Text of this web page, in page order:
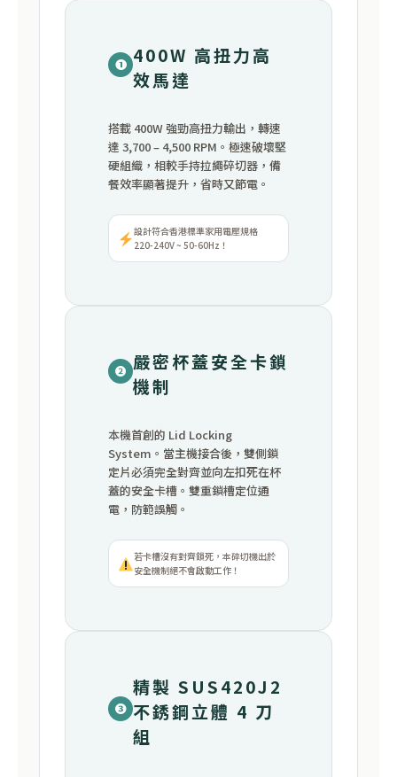
❶ 400W 高扭力高
效馬達
搭載 400W 強勁高扭力輸出，轉速
達 3,700 – 4,500 RPM。極速破壞堅
硬組織，相較手持拉繩碎切器，備
餐效率顯著提升，省時又節電。
設計符合香港標準家用電壓規格
220-240V ~ 50-60Hz！
❷ 嚴密杯蓋安全卡鎖
機制
本機首創的 Lid Locking
System。當主機接合後，雙側鎖
定片必須完全對齊並向左扣死在杯
蓋的安全卡槽。雙重鎖槽定位通
電，防範誤觸。
若卡槽沒有對齊鎖死，本碎切機出於
安全機制絕不會啟動工作！
❸
精製 SUS420J2
不銹鋼立體 4 刀
組